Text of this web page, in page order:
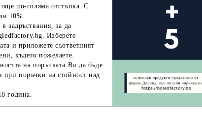
още по-голяма отстъпка. С
10%.
задръствания, за да
. Изберете
и приложете съответният
където пожелаете.
на поръчката Ви да бъде
при поръчки на стойност над
година.